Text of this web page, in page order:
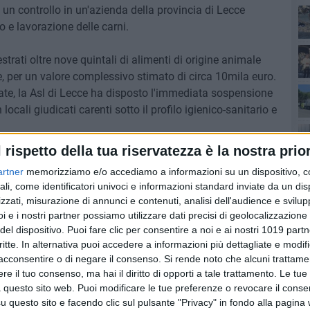
rispetto della tua riservatezza è la nostra
memorizziamo e/o accediamo a informazioni su un dispositivo,
come identificatori univoci e informazioni standard inviate da un
misurazione di annunci e contenuti, analisi dell'audience e
e i nostri partner possiamo utilizzare dati precisi di
dispositivo. Puoi fare clic per consentire a noi e ai nostri 1019
In alternativa puoi accedere a informazioni più dettagliate e
o di negare il consenso. Si rende noto che alcuni
il tuo consenso, ma hai il diritto di opporti a tale trattamento. Le
sito web. Puoi modificare le tue preferenze o revocare il
questo sito e facendo clic sul pulsante "Privacy" in fondo alla pagina
controllo in un'azienda della provincia di Lecce
e lavorazione delle carni.
oltre nove quintali di alimenti di origine animale
un valore complessivo stimato di circa 10mila euro.
la Asl di Lecce ha disposto l'immediata sospensione
giudicati carenti sotto il profilo igienico-sanitario e
all'autorità giudiziaria e sanzionato con una multa
dai militari, i preparati alimentari sarebbero stati
di scadenza superata e congelate attraverso sistemi
sicurezza alimentare.
8 AGOSTO 2026
Giuditta D’Elia ospite al Palazzo
di Città a Barletta per prendere